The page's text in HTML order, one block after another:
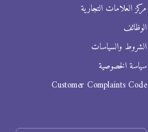
مركز العلامات التجارية
الوظائف
الشروط والسياسات
سياسة الخصوصية
Customer Complaints Code